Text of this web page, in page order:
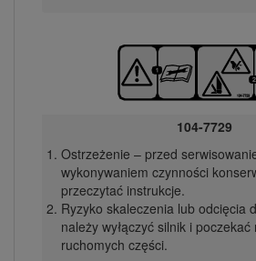
104-7729
Ostrzeżenie – przed
wykonywaniem czynności
przeczytać instrukcje.
Ryzyko skaleczenia lub odcięcia
należy wyłączyć silnik i
ruchomych części.